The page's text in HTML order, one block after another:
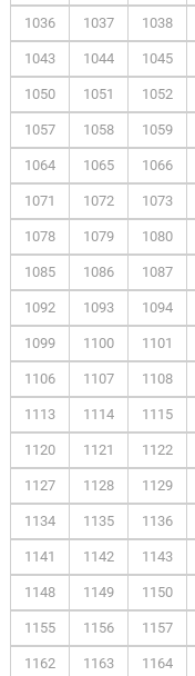
1036 1037 1038
1043 1044 1045
1050 1051 1052
1057 1058 1059
1064 1065 1066
1071 1072 1073
1078 1079 1080
1085 1086 1087
1092 1093 1094
1099 1100 1101
1106 1107 1108
1113 1114 1115
1120 1121 1122
1127 1128 1129
1134 1135 1136
1141 1142 1143
1148 1149 1150
1155 1156 1157
1162 1163 1164